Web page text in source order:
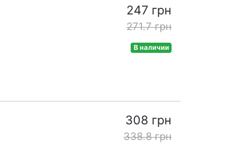
247 грн
271.7 грн
В наличии
308 грн
338.8 грн